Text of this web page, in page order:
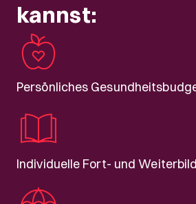
kannst:
Persönliches
Individuelle Fort- und